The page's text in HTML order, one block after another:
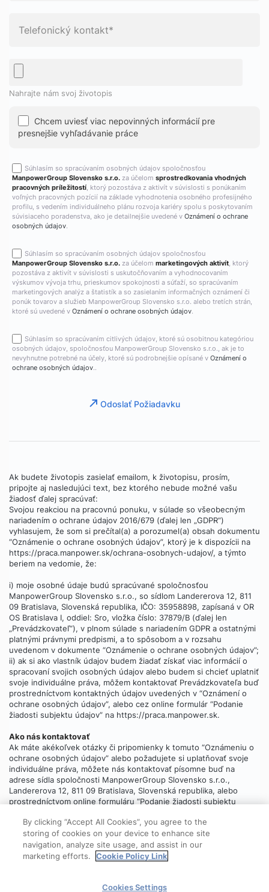
Nahrajte nám svoj životopis
Chcem uviesť viac nepovinných informácií pre
presnejšie vyhľadávanie práce
Súhlasím so spracúvaním osobných údajov spoločnosťou
ManpowerGroup Slovensko s.r.o. za účelom sprostredkovania vhodných
pracovných príležitostí, ktorý pozostáva z aktivít v súvislosti s ponúkaním
voľných pracovných pozícií na základe vyhodnotenia osobného profesijného
profilu, s vedením individuálneho plánu rozvoja kariéry spolu s poskytovaním
súvisiaceho poradenstva, ako je detailnejšie uvedené v Oznámení o ochrane
osobných údajov.
Súhlasím so spracúvaním osobných údajov spoločnosťou
ManpowerGroup Slovensko s.r.o. za účelom marketingových aktivít, ktorý
pozostáva z aktivít v súvislosti s uskutočňovaním a vyhodnocovaním
výskumov vývoja trhu, prieskumov spokojnosti a súťaží, so spracúvaním
marketingových analýz a štatistík a so zasielaním informačných oznámení či
ponúk tovarov a služieb ManpowerGroup Slovensko s.r.o. alebo tretích strán,
ktoré sú uvedené v Oznámení o ochrane osobných údajov.
Súhlasím so spracúvaním citlivých údajov, ktoré sú osobitnou kategóriou
osobných údajov, spoločnosťou ManpowerGroup Slovensko s.r.o., ak je to
nevyhnutne potrebné na účely, ktoré sú podrobnejšie opísané v Oznámení o
ochrane osobných údajov..
Odoslať Požiadavku
Ak budete životopis zasielať emailom, k životopisu, prosím,
pripojte aj nasledujúci text, bez ktorého nebude možné vašu
žiadosť ďalej spracúvať:
Svojou reakciou na pracovnú ponuku, v súlade so všeobecným
nariadením o ochrane údajov 2016/679 (ďalej len „GDPR“)
vyhlasujem, že som si prečítal(a) a porozumel(a) obsah dokumentu
“Oznámenie o ochrane osobných údajov”, ktorý je k dispozícii na
https://praca.manpower.sk/ochrana-osobnych-udajov/, a týmto
beriem na vedomie, že:
i) moje osobné údaje budú spracúvané spoločnosťou
ManpowerGroup Slovensko s.r.o., so sídlom Landererova 12, 811
09 Bratislava, Slovenská republika, IČO: 35958898, zapísaná v OR
OS Bratislava I, oddiel: Sro, vložka číslo: 37879/B (ďalej len
„Prevádzkovateľ“), v plnom súlade s nariadením GDPR a ostatnými
platnými právnymi predpismi, a to spôsobom a v rozsahu
uvedenom v dokumente “Oznámenie o ochrane osobných údajov”;
ii) ak si ako vlastník údajov budem žiadať získať viac informácií o
spracovaní svojich osobných údajov alebo budem si chcieť uplatniť
svoje individuálne práva, môžem kontaktovať Prevádzkovateľa buď
prostredníctvom kontaktných údajov uvedených v “Oznámení o
ochrane osobných údajov”, alebo cez online formulár “Podanie
žiadosti subjektu údajov” na https://praca.manpower.sk.
Ako nás kontaktovať
Ak máte akékoľvek otázky či pripomienky k tomuto “Oznámeniu o
ochrane osobných údajov” alebo požadujete si uplatňovať svoje
individuálne práva, môžete nás kontaktovať písomne buď na
adrese sídla spoločnosti ManpowerGroup Slovensko s.r.o.,
Landererova 12, 811 09 Bratislava, Slovenská republika, alebo
prostredníctvom online formuláru “Podanie žiadosti subjektu
By clicking “Accept All Cookies”, you agree to the
storing of cookies on your device to enhance site
navigation, analyze site usage, and assist in our
marketing efforts.
Cookie Policy Link
Cookies Settings